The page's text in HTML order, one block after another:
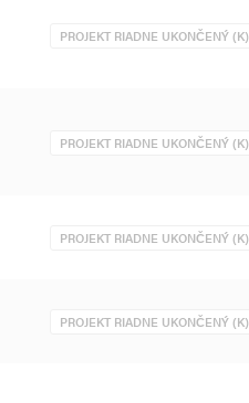
PROJEKT RIADNE UKONČENÝ (K)
PROJEKT RIADNE UKONČENÝ (K)
PROJEKT RIADNE UKONČENÝ (K)
PROJEKT RIADNE UKONČENÝ (K)